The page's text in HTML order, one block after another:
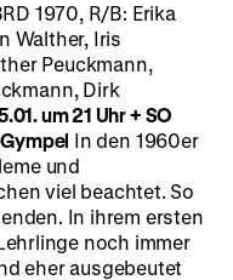
1970, R/B: Erika
Walther, Iris
Peuckmann,
Dirk
um 21 Uhr + SO
In den 1960er
und
viel beachtet. So
In ihrem ersten
noch immer
eher ausgebeutet